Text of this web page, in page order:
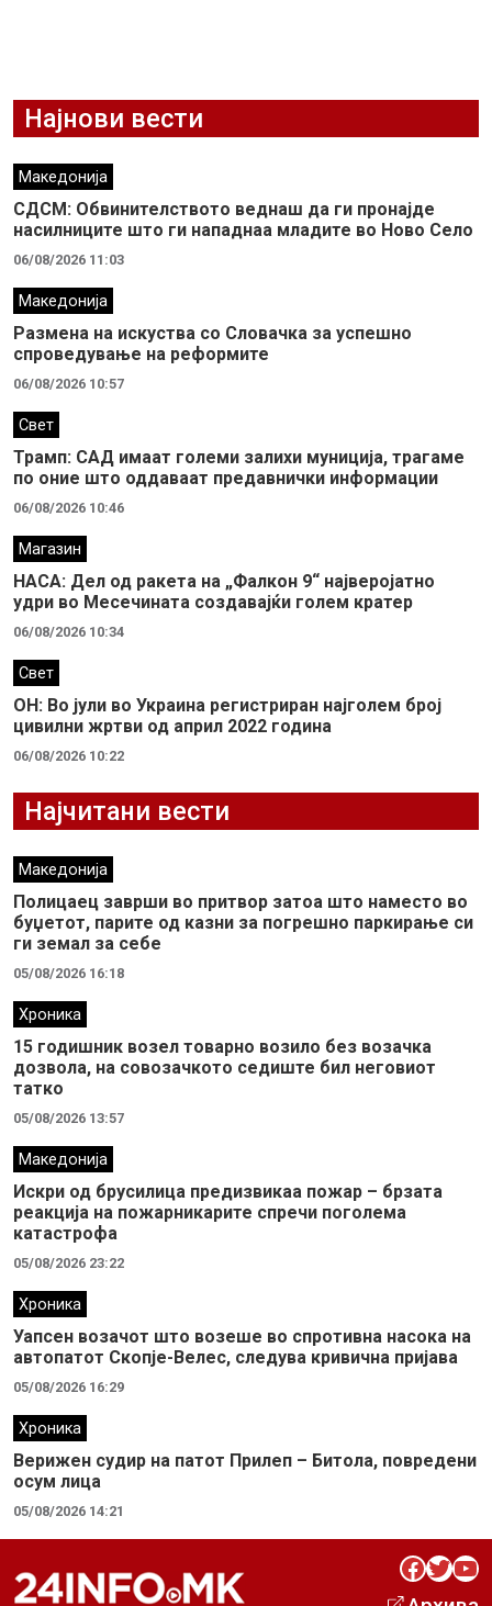
Најнови вести
Македонија
СДСМ: Обвинителството веднаш да ги пронајде
насилниците што ги нападнаа младите во Ново Село
06/08/2026 11:03
Македонија
Размена на искуства со Словачка за успешно
спроведување на реформите
06/08/2026 10:57
Свет
Трамп: САД имаат големи залихи муниција, трагаме
по оние што оддаваат предавнички информации
06/08/2026 10:46
Магазин
НАСА: Дел од ракета на „Фалкон 9“ најверојатно
удри во Месечината создавајќи голем кратер
06/08/2026 10:34
Свет
ОН: Во јули во Украина регистриран најголем број
цивилни жртви од април 2022 година
06/08/2026 10:22
Најчитани вести
Македонија
Полицаец заврши во притвор затоа што наместо во
буџетот, парите од казни за погрешно паркирање си
ги земал за себе
05/08/2026 16:18
Хроника
15 годишник возел товарно возило без возачка
дозвола, на совозачкото седиште бил неговиот
татко
05/08/2026 13:57
Македонија
Искри од брусилица предизвикаа пожар – брзата
реакција на пожарникарите спречи поголема
катастрофа
05/08/2026 23:22
Хроника
Уапсен возачот што возеше во спротивна насока на
автопатот Скопје-Велес, следува кривична пријава
05/08/2026 16:29
Хроника
Верижен судир на патот Прилеп – Битола, повредени
осум лица
05/08/2026 14:21
Facebook Twitter YouTube